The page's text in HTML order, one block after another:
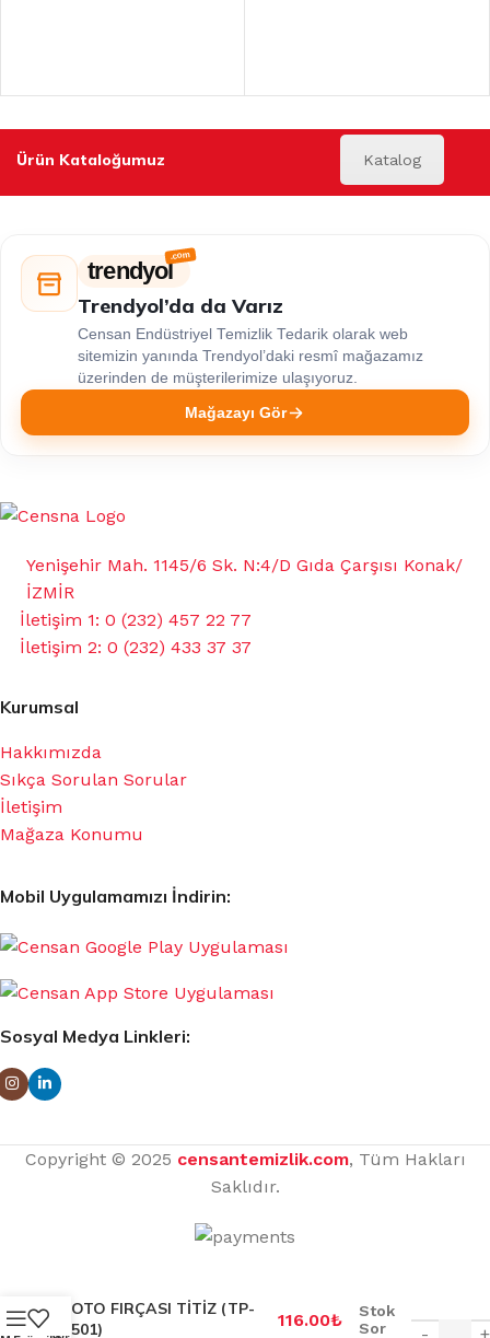
Ürün Kataloğumuz Katalog
trendyol
Trendyol’da da Varız
Censan Endüstriyel Temizlik Tedarik olarak web
sitemizin yanında Trendyol’daki resmî mağazamız
üzerinden de müşterilerimize ulaşıyoruz.
Mağazayı Gör
Yenişehir Mah. 1145/6 Sk. N:4/D Gıda Çarşısı Konak/
İZMİR
İletişim 1: 0 (232) 457 22 77
İletişim 2: 0 (232) 433 37 37
Kurumsal
Hakkımızda
Sıkça Sorulan Sorular
İletişim
Mağaza Konumu
Mobil Uygulamamızı İndirin:
Sosyal Medya Linkleri:
Copyright © 2025 censantemizlik.com, Tüm Hakları
Saklıdır.
OTO FIRÇASI TİTİZ (TP-
501)
116.00₺
Stok
Sor